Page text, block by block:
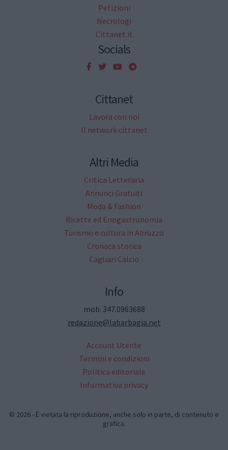
Petizioni
Necrologi
Cittanet.it
Socials
Cittanet
Lavora con noi
Il network cittanet
Altri Media
Critica Letteraria
Annunci Gratuiti
Moda & Fashion
Ricette ed Enogastronomia
Turismo e cultura in Abruzzo
Cronaca storica
Cagliari Calcio
Info
mob. 347.0963688
redazione@labarbagia.net
Account Utente
Termini e condizioni
Politica editoriale
Informativa privacy
© 2026 - È vietata la riproduzione, anche solo in parte, di contenuto e
grafica.